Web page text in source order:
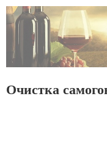
Очистка